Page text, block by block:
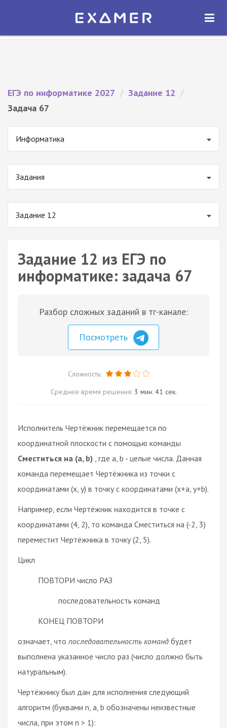
Экзамер — ЕГЭ 2027
ОТКРЫТЬ
ЕГЭ по информатике 2027 / Задание 12 /
Задача 67
Информатика
Задания
Задание 12
Задание 12 из ЕГЭ по
информатике: задача 67
Разбор сложных заданий в тг-канале:
Посмотреть
Сложность:
Среднее время решения: 3 мин. 41 сек.
Исполнитель Чертёжник перемещается по
координатной плоскости с помощью команды
Сместиться на (a, b) , где a, b - целые числа. Данная
команда перемещает Чертёжника из точки с
координатами (x, y) в точку с координатами (x+a, y+b).
Например, если Чертёжник находится в точке с
координатами (4, 2), то команда Сместиться на (-2, 3)
переместит Чертёжника в точку (2, 5).
Цикл
ПОВТОРИ число РАЗ
последовательность команд
КОНЕЦ ПОВТОРИ
означает, что последовательность команд будет
выполнена указанное число раз (число должно быть
натуральным).
Чертёжнику был дан для исполнения следующий
алгоритм (буквами n, a, b обозначены неизвестные
числа, при этом n > 1):